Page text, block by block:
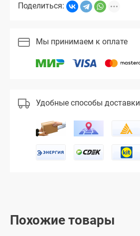
Поделиться:
Мы принимаем к оплате
Удобные способы доставки
Похожие товары